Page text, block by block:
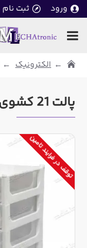
ورود ثبت نام
الکترونیک
پالت 21 کشوی کریستالی - 3 سایز
توقف در فرایند تامین